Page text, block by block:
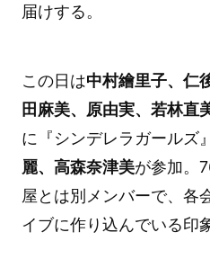
届けする。
この日は中村繪里子、仁
田麻美、原由実、若林直
に『シンデレラガールズ
麗、高森奈津美が参加。
屋とは別メンバーで、各
イブに作り込んでいる印